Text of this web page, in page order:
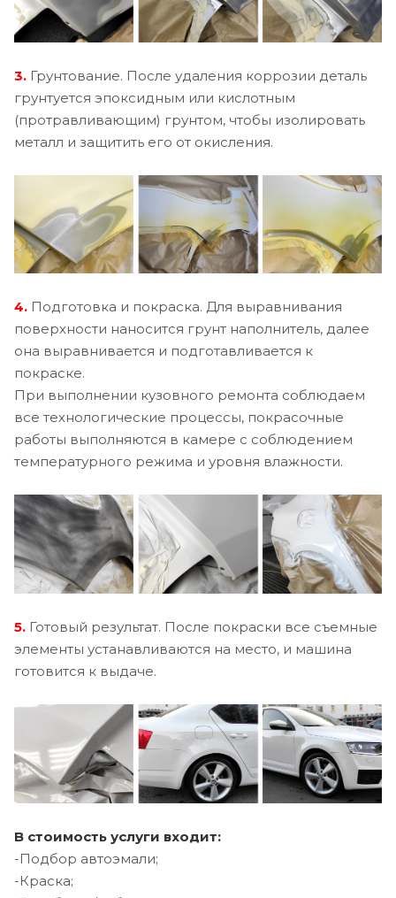
3. Грунтование. После удаления коррозии деталь
грунтуется эпоксидным или кислотным
(протравливающим) грунтом, чтобы изолировать
металл и защитить его от окисления.
4. Подготовка и покраска. Для выравнивания
поверхности наносится грунт наполнитель, далее
она выравнивается и подготавливается к
покраске.
При выполнении кузовного ремонта соблюдаем
все технологические процессы, покрасочные
работы выполняются в камере с соблюдением
температурного режима и уровня влажности.
5. Готовый результат. После покраски все съемные
элементы устанавливаются на место, и машина
готовится к выдаче.
В стоимость услуги входит:
-Подбор автоэмали;
-Краска;